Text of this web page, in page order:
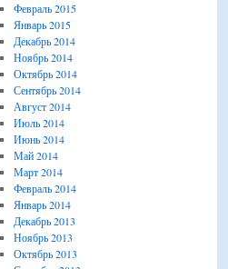
Февраль 2015
Январь 2015
Декабрь 2014
Ноябрь 2014
Октябрь 2014
Сентябрь 2014
Август 2014
Июль 2014
Июнь 2014
Май 2014
Март 2014
Февраль 2014
Январь 2014
Декабрь 2013
Ноябрь 2013
Октябрь 2013